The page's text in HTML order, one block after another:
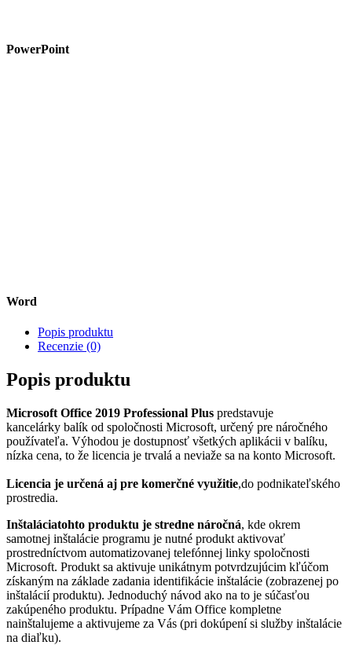
PowerPoint
Word
Popis produktu
Recenzie (0)
Popis produktu
Microsoft Office 2019 Professional Plus predstavuje
kancelárky balík od spoločnosti Microsoft, určený pre náročného
používateľa. Výhodou je dostupnosť všetkých aplikácii v balíku,
nízka cena, to že licencia je trvalá a neviaže sa na konto Microsoft.
Licencia je určená aj pre komerčné využitie,do podnikateľského
prostredia.
Inštaláciatohto produktu je stredne náročná, kde okrem
samotnej inštalácie programu je nutné produkt aktivovať
prostredníctvom automatizovanej telefónnej linky spoločnosti
Microsoft. Produkt sa aktivuje unikátnym potvrdzujúcim kľúčom
získaným na základe zadania identifikácie inštalácie (zobrazenej po
inštalácií produktu). Jednoduchý návod ako na to je súčasťou
zakúpeného produktu. Prípadne Vám Office kompletne
nainštalujeme a aktivujeme za Vás (pri dokúpení si služby inštalácie
na diaľku).